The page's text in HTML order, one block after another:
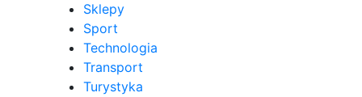
Sklepy
Sport
Technologia
Transport
Turystyka